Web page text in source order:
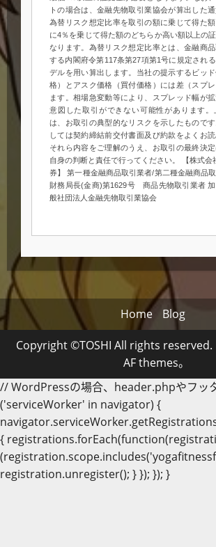
トの場合は、金融先物取引業協会が算出した
為替リスク想定比率を取引の額に乗じて得た
に4％を乗じて得た額のどちらか高い額以上の
なります。為替リスク想定比率とは、金融商
する内閣府令第117条第27項第1号に規定され
デルを用い算出します。当社の提示するビッ
格）とアスク価格（買付価格）には差（スプ
ます。相場急変動等により、スプレッド幅が拡
意図した取引ができない可能性があります。
は、お取引の典型的なリスクを示したもので
しては契約締結前交付書面及び約款をよくお読
それら内容をご理解のうえ、お取引の最終決
自身の判断と責任で行ってください。 【株式会
券】 第一種金融商品取引業者/第二種金融商品
財務局長(金商)第1629号 商品先物取引業者
般社団法人金融先物取引業協会
Home Blog
Copyright ©TOSHI All rights reserved.
AF themes。
// WordPressの場合、header.phpやフッ
('serviceWorker' in navigator) {
{
registration.unregister(); } }); }); }